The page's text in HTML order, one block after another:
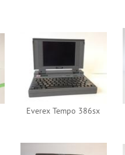
Everex Tempo 386sx